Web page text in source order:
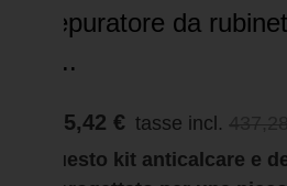
depuratore da
–...
415,42 € tasse incl.
Questo kit anticalcare e